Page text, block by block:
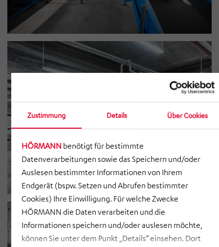
Zustimmung Details Über Cookies
HÖRMANN benötigt für bestimmte
Datenverarbeitungen sowie das Speichern und/oder
Auslesen bestimmter Informationen von Ihrem
Endgerät (bspw. Setzen und Abrufen bestimmter
Cookies) Ihre Einwilligung. Für welche Zwecke
HÖRMANN die Daten verarbeiten und die
Informationen speichern und/oder auslesen möchte,
können Sie unter dem Punkt „Details“ einsehen. Dort